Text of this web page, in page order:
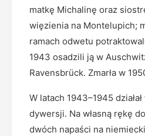
matkę Michalinę oraz
więzienia na Montelupich;
ramach odwetu
1943 osadzili ją w
Ravensbrück. Zmarła w
W latach 1943–1945
dywersji. Na własną rękę
dwóch napaści na